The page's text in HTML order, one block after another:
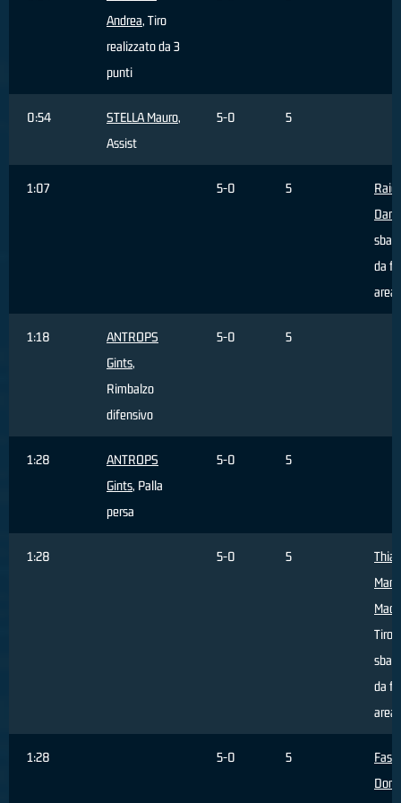
Andrea, Tiro
realizzato da 3
punti
0:54 STELLA Mauro,
Assist
5-0 5
1:07 5-0 5
da
area
1:18
ANTROPS
Gints,
Rimbalzo
difensivo
5-0 5
1:28
ANTROPS
Gints, Palla
persa
5-0 5
1:28 5-0 5
Tiro
da
area
1:28 5-0 5